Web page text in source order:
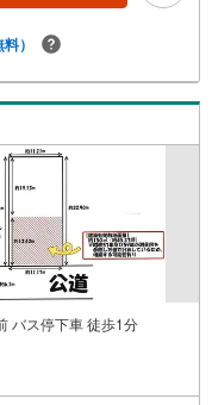
）
バス停下車 徒歩1分